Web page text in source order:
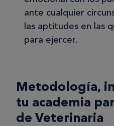
ante cualquier
las aptitudes en las
para ejercer.
Metodología,
tu academia
de Veterinaria